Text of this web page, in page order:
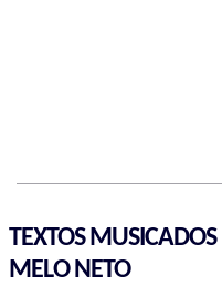
TEXTOS
MELO NETO